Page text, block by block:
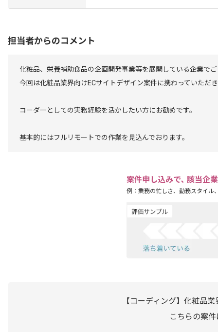
担当者からのコメント
化粧品、栄養補助食品の企画開発事業等を展開している企業で
今回は化粧品業界向けECサイトデザイン案件に携わっていただ
コーダーとしての実務経験を活かしたい方にお勧めです。
基本的にはフルリモートでの作業を見込んでおります。
案件申し込みで､ 該当企
例：業務の忙しさ、勤務スタイル
【コーディング】化粧品
こちらの案